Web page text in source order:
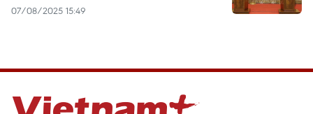
07/08/2025 15:49